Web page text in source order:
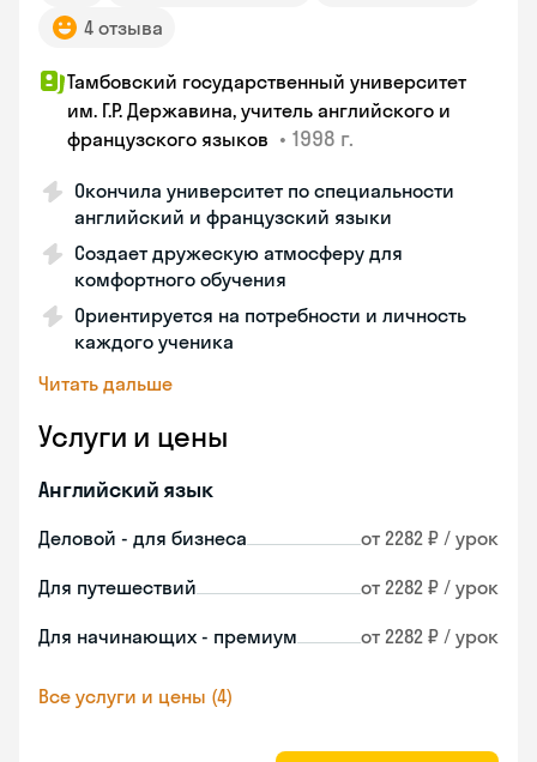
4 отзыва
Тамбовский государственный университет
им. Г.Р. Державина, учитель английского и
французского языков • 1998 г.
Окончила университет по специальности
английский и французский языки
Создает дружескую атмосферу для
комфортного обучения
Ориентируется на потребности и личность
каждого ученика
Читать дальше
Услуги и цены
Английский язык
Деловой - для бизнеса от 2282 ₽ / урок
Для путешествий от 2282 ₽ / урок
Для начинающих - премиум от 2282 ₽ / урок
Все услуги и цены (4)